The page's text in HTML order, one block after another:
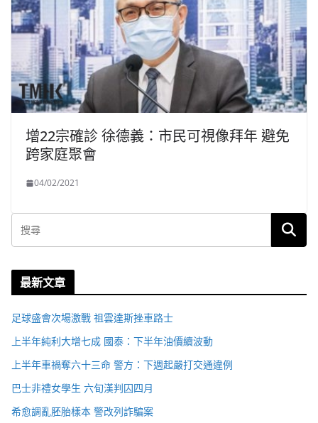
增22宗確診 徐德義：市民可視像拜年 避免
跨家庭聚會
04/02/2021
最新文章
足球盛會次場激戰 祖雲達斯挫車路士
上半年純利大增七成 國泰：下半年油價續波動
上半年車禍奪六十三命 警方：下週起嚴打交通違例
巴士非禮女學生 六旬漢判囚四月
希愈調亂胚胎樣本 警改列詐騙案